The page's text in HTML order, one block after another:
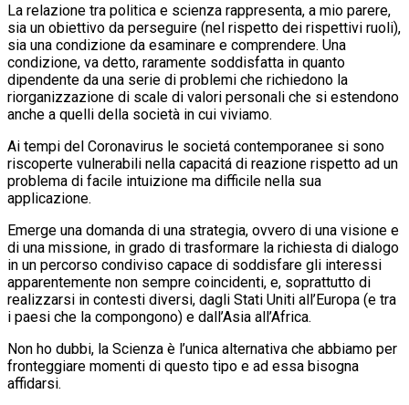
La relazione tra politica e scienza rappresenta, a mio parere,
sia un obiettivo da perseguire (nel rispetto dei rispettivi ruoli),
sia una condizione da esaminare e comprendere. Una
condizione, va detto, raramente soddisfatta in quanto
dipendente da una serie di problemi che richiedono la
riorganizzazione di scale di valori personali che si estendono
anche a quelli della società in cui viviamo.
Ai tempi del Coronavirus le societá contemporanee si sono
riscoperte vulnerabili nella capacitá di reazione rispetto ad un
problema di facile intuizione ma difficile nella sua
applicazione.
Emerge una domanda di una strategia, ovvero di una visione e
di una missione, in grado di trasformare la richiesta di dialogo
in un percorso condiviso capace di soddisfare gli interessi
apparentemente non sempre coincidenti, e, soprattutto di
realizzarsi in contesti diversi, dagli Stati Uniti all’Europa (e tra
i paesi che la compongono) e dall’Asia all’Africa.
Non ho dubbi, la Scienza è l’unica alternativa che abbiamo per
fronteggiare momenti di questo tipo e ad essa bisogna
affidarsi.